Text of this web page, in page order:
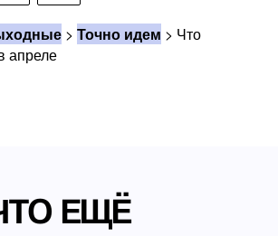
> Точно идем > Что
апреле
ЕЩЁ